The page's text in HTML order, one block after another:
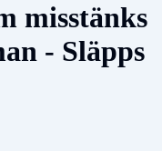
misstänks
- Släpps